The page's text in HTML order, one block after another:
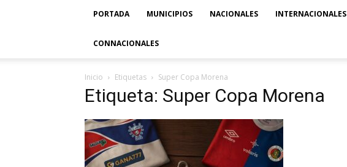
PORTADA MUNICIPIOS NACIONALES INTERNACIONALES
CONNACIONALES
Inicio Etiquetas Super Copa Morena
Etiqueta: Super Copa Morena